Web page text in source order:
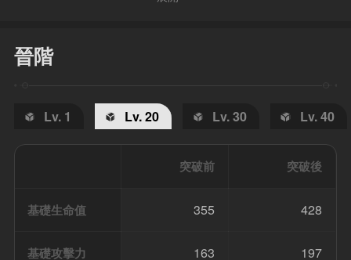
晉階
Lv. 1 Lv. 20 Lv. 30 Lv. 40
突破前 突破後
基礎生命值 355 428
基礎攻擊力 163 197